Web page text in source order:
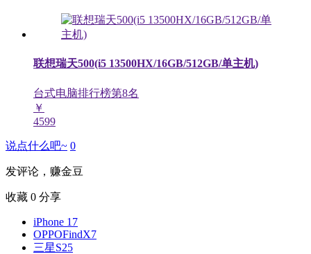
联想瑞天500(i5 13500HX/16GB/512GB/单主机)
台式电脑排行榜第8名
￥
4599
说点什么吧~ 0
发评论，赚金豆
收藏 0 分享
iPhone 17
OPPOFindX7
三星S25